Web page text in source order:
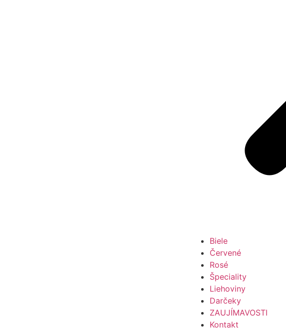
Biele
Červené
Rosé
Špeciality
Liehoviny
Darčeky
ZAUJÍMAVOSTI
Kontakt